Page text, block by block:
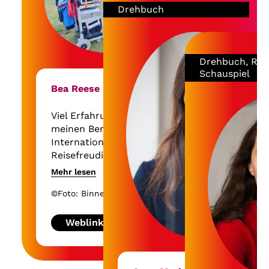
unkonventionelle
2023 feierte die ARD-Serie
WER WIR SIND großen
Erfolg. Ihr Tatort:
Pyramide hatte Premiere
beim Filmfest Köln und
wurde 2024 ausgestrahlt,
Tatort: Köln – Colonius
folgt 2025.
Bea Reese
Viel Erfahrung. Ich liebe
meinen Beruf.
International.
Reisefreudig.
Mehr lesen
©Foto: Binneweiss
Weblink
Drehbuch
Drehbuch,
Schauspiel